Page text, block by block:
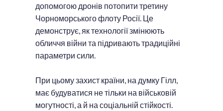
допомогою дронів потопити третину
Чорноморського флоту Росії. Це
демонструє, як технології змінюють
обличчя війни та підривають традиційні
параметри сили.
При цьому захист країни, на думку Гілл,
має будуватися не тільки на військовій
могутності, а й на соціальній стійкості.